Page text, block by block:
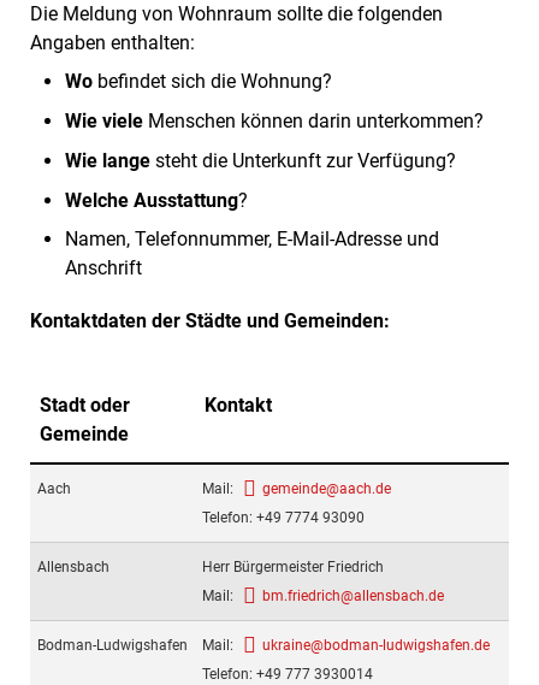
Die Meldung von Wohnraum sollte die folgenden
Angaben enthalten:
Wobefindet sich die Wohnung?
Wie vieleMenschen können darin unterkommen?
Wie langesteht die Unterkunft zur Verfügung?
Welche Ausstattung?
Namen, Telefonnummer, E-Mail-Adresse und
Anschrift
Kontaktdaten der Städte und Gemeinden:
Stadt oder
Gemeinde
Kontakt
Aach Mail:
gemeinde@aach.de
Telefon: +49 7774 93090
Allensbach
Herr Bürgermeister Friedrich
Mail:
bm.friedrich@allensbach.de
Bodman-Ludwigshafen Mail:
ukraine@bodman-ludwigshafen.de
Telefon: +49 777 3930014